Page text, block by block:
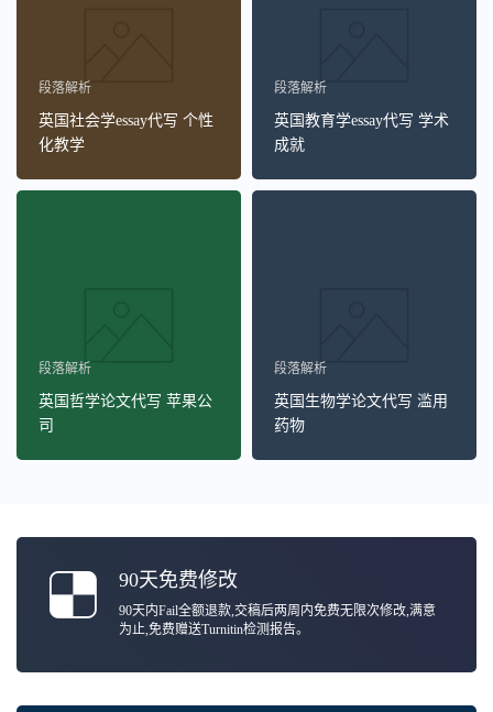
段落解析
英国社会学essay代写 个性
化教学
段落解析
英国教育学essay代写 学术
成就
段落解析
英国哲学论文代写 苹果公
司
段落解析
英国生物学论文代写 滥用
药物
90天免费修改
90天内Fail全额退款,交稿后两周内免费无限次修改,满意
为止,免费赠送Turnitin检测报告。